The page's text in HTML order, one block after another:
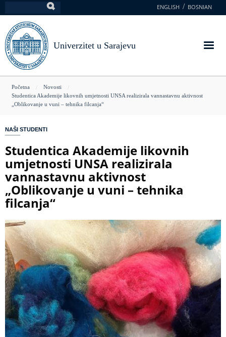
na
glavni
sadržaj
ENGLISH BOSNIAN
Univerzitet u Sarajevu
You
are
Početna
Novosti
Studentica Akademije likovnih umjetnosti UNSA realizirala vannastavnu aktivnost
„Oblikovanje u vuni – tehnika filcanja“
NAŠI STUDENTI
Studentica Akademije likovnih
umjetnosti UNSA realizirala
vannastavnu aktivnost
„Oblikovanje u vuni – tehnika
filcanja“